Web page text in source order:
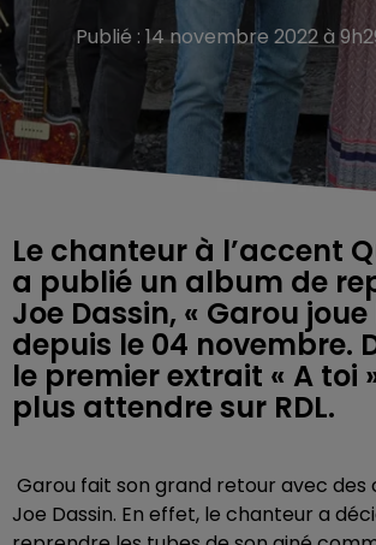
Publié : 14 novembre 2022 à
Le chanteur à l’accent
a publié un album de
Joe Dassin, « Garou joue
depuis le 04 novembre.
le premier extrait « A toi
plus attendre sur RDL.
Garou fait son grand retour avec des
Joe Dassin. En effet, le chanteur a